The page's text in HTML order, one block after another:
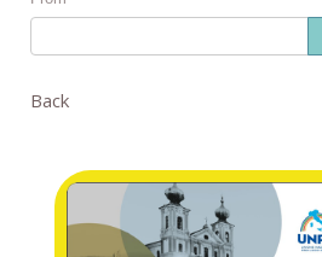
Back